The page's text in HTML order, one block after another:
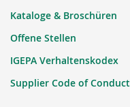
Kataloge & Broschüren
Offene Stellen
IGEPA Verhaltenskodex
Supplier Code of Conduct